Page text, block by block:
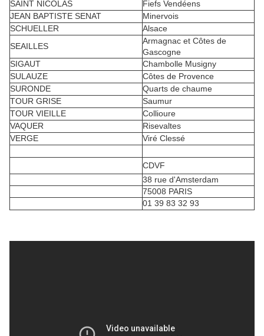
SAINT NICOLAS
Fiefs Vendéens
JEAN BAPTISTE SENAT
Minervois
SCHUELLER
Alsace
SEAILLES
Armagnac et Côtes de
Gascogne
SIGAUT
Chambolle Musigny
SULAUZE
Côtes de Provence
SURONDE
Quarts de chaume
TOUR GRISE
Saumur
TOUR VIEILLE
Collioure
VAQUER
Risevaltes
VERGE
Viré Clessé
CDVF
38 rue d'Amsterdam
75008 PARIS
01 39 83 32 93